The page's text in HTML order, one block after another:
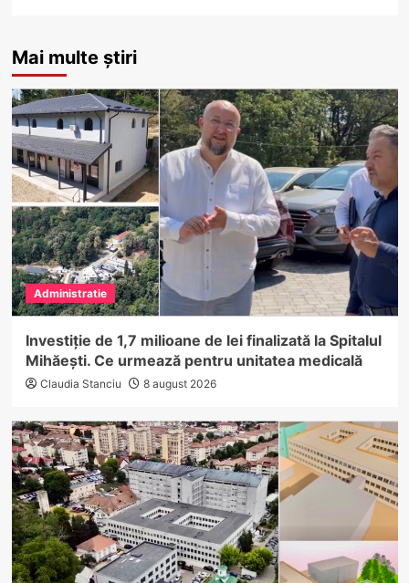
Mai multe știri
Administratie
Investiție de 1,7 milioane de lei finalizată la Spitalul
Mihăești. Ce urmează pentru unitatea medicală
Claudia Stanciu 8 august 2026